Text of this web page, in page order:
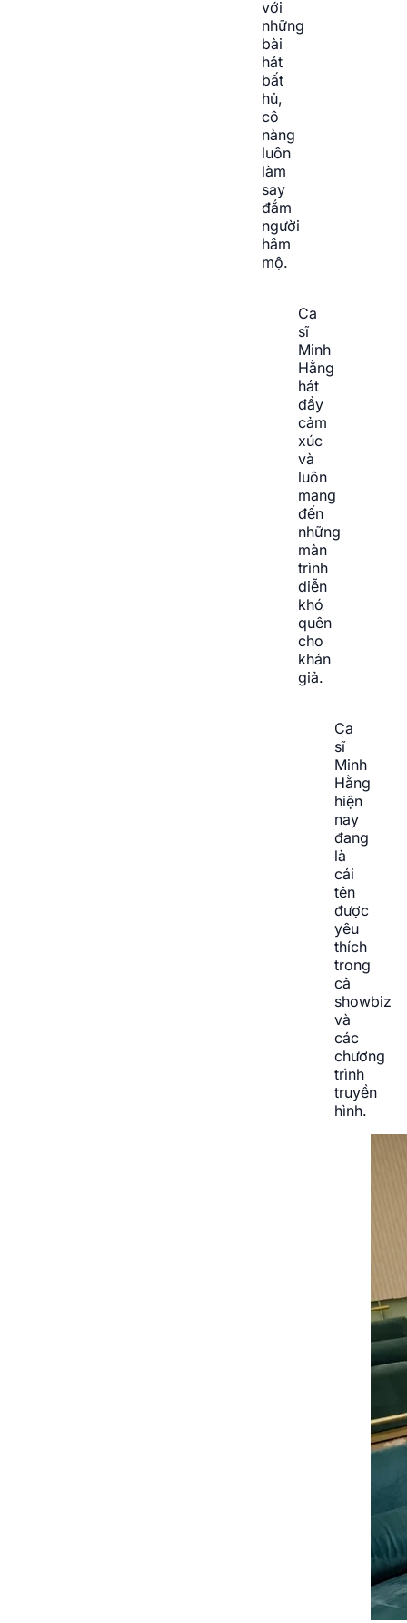
với
những
bài
hát
bất
hủ,
cô
nàng
luôn
làm
say
đắm
người
hâm
mộ.
Ca
sĩ
Minh
Hằng
hát
đầy
cảm
xúc
và
luôn
mang
đến
những
màn
trình
diễn
khó
quên
cho
khán
giả.
Ca
sĩ
Minh
Hằng
hiện
nay
đang
là
cái
tên
được
yêu
thích
trong
cả
showbiz
và
các
chương
trình
truyền
hình.